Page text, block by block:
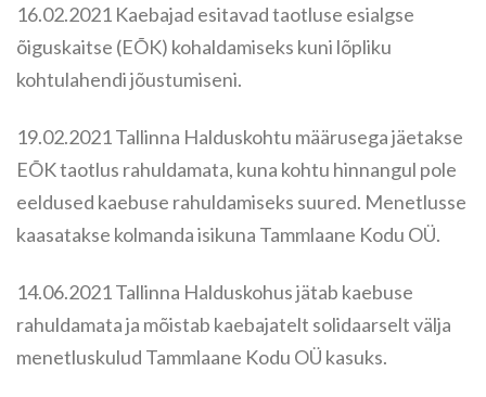
16.02.2021 Kaebajad esitavad taotluse esialgse
õiguskaitse (EÕK) kohaldamiseks kuni lõpliku
kohtulahendi jõustumiseni.
19.02.2021 Tallinna Halduskohtu määrusega jäetakse
EÕK taotlus rahuldamata, kuna kohtu hinnangul pole
eeldused kaebuse rahuldamiseks suured. Menetlusse
kaasatakse kolmanda isikuna Tammlaane Kodu OÜ.
14.06.2021 Tallinna Halduskohus jätab kaebuse
rahuldamata ja mõistab kaebajatelt solidaarselt välja
menetluskulud Tammlaane Kodu OÜ kasuks.